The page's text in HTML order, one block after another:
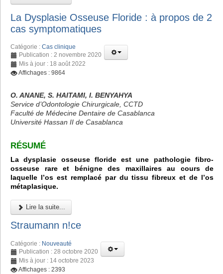
La Dysplasie Osseuse Floride : à propos de 2
cas symptomatiques
Catégorie : Cas clinique
Publication : 2 novembre 2020
Mis à jour : 18 août 2022
Affichages : 9864
O. ANANE, S. HAITAMI, I. BENYAHYA
Service d’Odontologie Chirurgicale, CCTD
Faculté de Médecine Dentaire de Casablanca
Université Hassan II de Casablanca
RÉSUMÉ
La dysplasie osseuse floride est une pathologie fibro-
osseuse rare et bénigne des maxillaires au cours de
laquelle l’os est remplacé par du tissu fibreux et de l’os
métaplasique.
Lire la suite...
Straumann n!ce
Catégorie : Nouveauté
Publication : 28 octobre 2020
Mis à jour : 14 octobre 2023
Affichages : 2393